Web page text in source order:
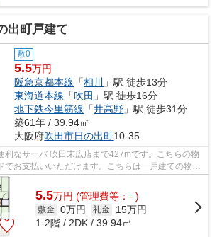
出町戸建て
敷0
5.5万円
阪急京都本線 「相川 」駅 徒歩13分
東海道本線 「吹田 」駅 徒歩16分
地下鉄今里筋線 「井高野 」駅 徒歩31分
築61年 / 39.94㎡
大阪府吹田市日の出町10-35
利なサーバ 吹田末広店まで427mです。こちらの物
でお支払いいただけます。こちらは一戸建ての物件
で目的地に応...
5.5万円 (管理費等：- )
敷金 0万円 礼金
15万円
1-2階 / 2DK / 39.94㎡